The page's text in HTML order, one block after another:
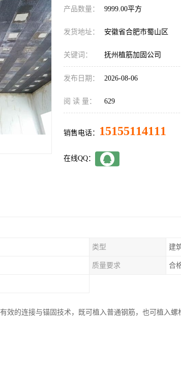
产品数量： 9999.00平方
发货地址： 安徽省合肥市蜀山区
关键词： 抚州植筋加固公司
发布日期： 2026-08-06
阅 读 量： 629
销售电话： 15155114111
在线QQ：
类型 建
质量要求 合
效的连接与锚固技术，既可植入普通钢筋，也可植入